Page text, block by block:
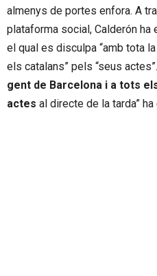
almenys de portes enfora. A
plataforma social, Calderón ha
el qual es disculpa “amb tota
els catalans” pels “seus
gent de Barcelona i a tots
actes al directe de la tarda”